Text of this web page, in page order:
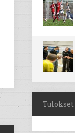
Tulokset